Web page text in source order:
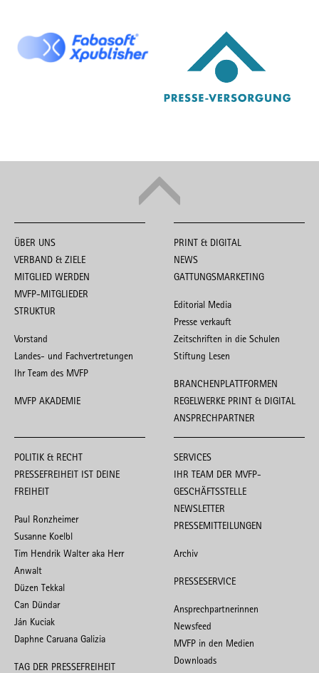
ÜBER UNS
VERBAND & ZIELE
MITGLIED WERDEN
MVFP-MITGLIEDER
STRUKTUR
Vorstand
Landes- und Fachvertretungen
Ihr Team des MVFP
MVFP AKADEMIE
PRINT & DIGITAL
NEWS
GATTUNGSMARKETING
Editorial Media
Presse verkauft
Zeitschriften in die Schulen
Stiftung Lesen
BRANCHENPLATTFORMEN
REGELWERKE PRINT & DIGITAL
ANSPRECHPARTNER
POLITIK & RECHT
PRESSEFREIHEIT IST DEINE
FREIHEIT
Paul Ronzheimer
Susanne Koelbl
Tim Hendrik Walter aka Herr
Anwalt
Düzen Tekkal
Can Dündar
Ján Kuciak
Daphne Caruana Galizia
TAG DER PRESSEFREIHEIT
SERVICES
IHR TEAM DER MVFP-
GESCHÄFTSSTELLE
NEWSLETTER
PRESSEMITTEILUNGEN
Archiv
PRESSESERVICE
Ansprechpartnerinnen
Newsfeed
MVFP in den Medien
Downloads